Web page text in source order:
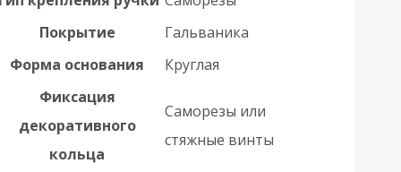
Покрытие
Гальваника
Форма основания
Круглая
Фиксация
декоративного
кольца
Саморезы или
стяжные винты